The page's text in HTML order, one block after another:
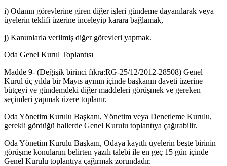
i) Odanın görevlerine giren diğer işleri gündeme dayanılarak veya
üyele­rin teklifi üzerine inceleyip karara bağlamak,
j) Kanunlarla verilmiş diğer görevleri yapmak.
Oda Genel Kurul Toplantısı
Madde 9- (Değişik birinci fıkra:RG-25/12/2012-28508) Genel
Kurul üç yılda bir Mayıs ayının içinde başkanın daveti üzerine
bütçeyi ve gündemdeki diğer maddeleri görüşmek ve gereken
seçimleri yapmak üzere toplanır.
Oda Yönetim Kurulu Başkanı, Yönetim veya Denetleme Kurulu,
gerekli gördüğü hallerde Genel Kurulu toplantıya çağırabilir.
Oda Yönetim Kurulu Başkanı, Odaya kayıtlı üyelerin beşte birinin
görüş­me konularını belirten yazılı talebi ile en geç 15 gün içinde
Genel Kurulu toplantıya çağırmak zorundadır.